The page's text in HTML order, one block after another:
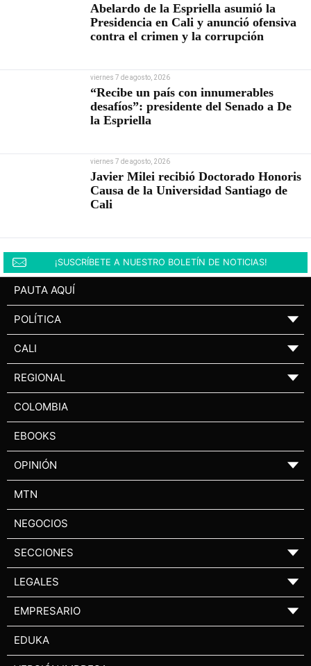
Abelardo de la Espriella asumió la
Presidencia en Cali y anunció ofensiva
contra el crimen y la corrupción
viernes 7 de agosto, 2026
“Recibe un país con innumerables
desafíos”: presidente del Senado a De
la Espriella
viernes 7 de agosto, 2026
Javier Milei recibió Doctorado Honoris
Causa de la Universidad Santiago de
Cali
¡SUSCRÍBETE A NUESTRO BOLETÍN DE NOTICIAS!
PAUTA AQUÍ
POLÍTICA ▼
CALI ▼
REGIONAL ▼
COLOMBIA
EBOOKS
OPINIÓN ▼
MTN
NEGOCIOS
SECCIONES ▼
LEGALES ▼
EMPRESARIO ▼
EDUKA